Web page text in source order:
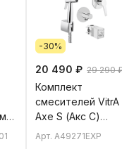
-30%
20 490 ₽ 29 290
Комплект
смесителей VitrA
Axe S (Акс С)
A49271EXP хром
Арт. A49271EXP